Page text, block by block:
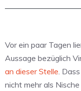
Vor ein paar Tagen
Aussage bezüglich
an dieser Stelle.
nicht mehr als